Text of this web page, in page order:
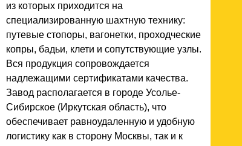
из которых приходится на
специализированную шахтную технику:
путевые стопоры, вагонетки, проходческие
копры, бадьи, клети и сопутствующие узлы.
Вся продукция сопровождается
надлежащими сертификатами качества.
Завод располагается в городе Усолье-
Сибирское (Иркутская область), что
обеспечивает равноудаленную и удобную
логистику как в сторону Москвы, так и к